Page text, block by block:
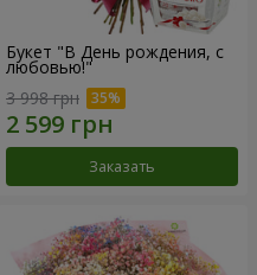
Букет "В День рождения, с
любовью!"
3 998 грн
Заказать